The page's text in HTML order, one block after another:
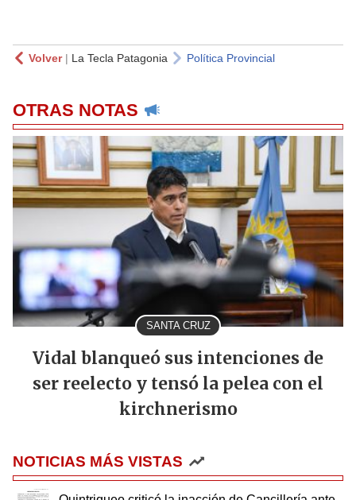
Volver| La Tecla Patagonia Política Provincial
OTRAS NOTAS
SANTA CRUZ
Vidal blanqueó sus intenciones de
ser reelecto y tensó la pelea con el
kirchnerismo
NOTICIAS MÁS VISTAS